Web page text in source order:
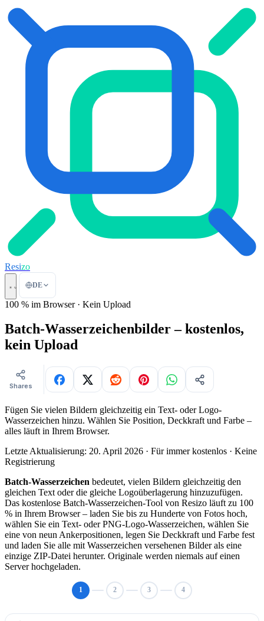
Resizo
DE
100 % im Browser · Kein Upload
Batch-Wasserzeichenbilder – kostenlos,
kein Upload
Shares
Fügen Sie vielen Bildern gleichzeitig ein Text- oder Logo-
Wasserzeichen hinzu. Wählen Sie Position, Deckkraft und Farbe –
alles läuft in Ihrem Browser.
Letzte Aktualisierung: 20. April 2026 · Für immer kostenlos · Keine
Registrierung
Batch-Wasserzeichen bedeutet, vielen Bildern gleichzeitig den
gleichen Text oder die gleiche Logoüberlagerung hinzuzufügen.
Das kostenlose Batch-Wasserzeichen-Tool von Resizo läuft zu 100
% in Ihrem Browser – laden Sie bis zu Hunderte von Fotos hoch,
wählen Sie ein Text- oder PNG-Logo-Wasserzeichen, wählen Sie
eine von neun Ankerpositionen, legen Sie Deckkraft und Farbe fest
und laden Sie alle mit Wasserzeichen versehenen Bilder als eine
einzige ZIP-Datei herunter. Originale werden niemals auf einen
Server hochgeladen.
1 2 3 4